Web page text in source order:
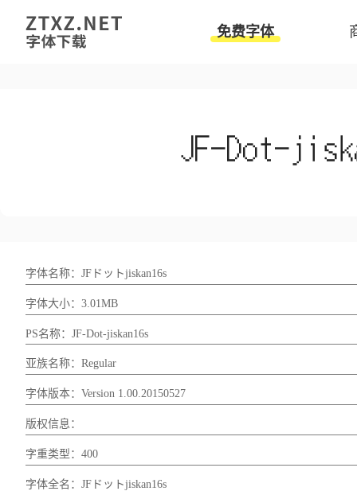
免费字体
字体名称：JFドットjiskan16s
字体大小：3.01MB
PS名称：JF-Dot-jiskan16s
亚族名称：Regular
字体版本：Version 1.00.20150527
版权信息：
字重类型：400
字体全名：JFドットjiskan16s